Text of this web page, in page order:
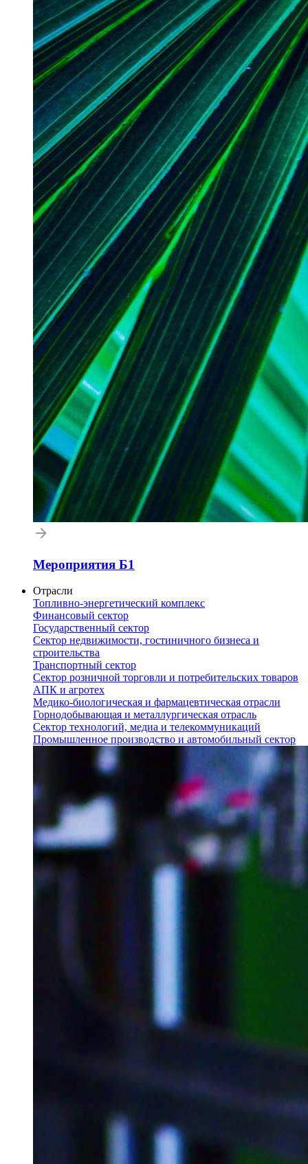
Мероприятия Б1
Отрасли
Топливно-энергетический комплекс
Финансовый сектор
Государственный сектор
Сектор недвижимости, гостиничного бизнеса и
строительства
Транспортный сектор
Сектор розничной торговли и потребительских товаров
АПК и агротех
Медико-биологическая и фармацевтическая отрасли
Горнодобывающая и металлургическая отрасль
Сектор технологий, медиа и телекоммуникаций
Промышленное производство и автомобильный сектор